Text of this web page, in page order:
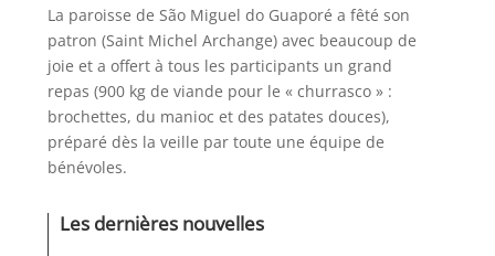
La paroisse de São Miguel do Guaporé a fêté son
patron (Saint Michel Archange) avec beaucoup de
joie et a offert à tous les participants un grand
repas (900 kg de viande pour le « churrasco » :
brochettes, du manioc et des patates douces),
préparé dès la veille par toute une équipe de
bénévoles.
Les dernières nouvelles